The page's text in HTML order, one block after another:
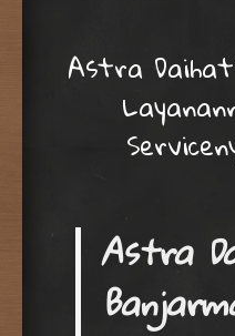
Astra
Astra